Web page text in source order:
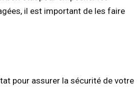
il est important de les faire
pour assurer la sécurité de votre